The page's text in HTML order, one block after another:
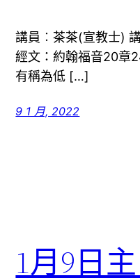
講員︰茶茶(宣教士)
經文：約翰福音20章
有稱為低 […]
9 1 月, 2022
1月9日